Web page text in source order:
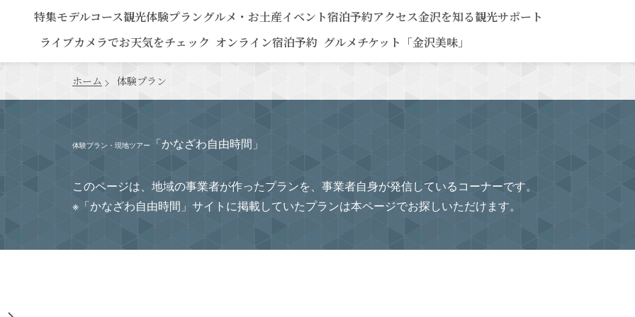
特集モデルコース観光体験プラングルメ・お土産イベント宿泊予約アクセス金沢を知る観光サポート
ライブカメラでお天気をチェック オンライン宿泊予約 グルメチケット「金沢美味」
ホーム 体験プラン
体験プラン・現地ツアー 「かなざわ自由時間」
このページは、地域の事業者が作ったプランを、事業者自身が発信しているコーナーです。
※「かなざわ自由時間」サイトに掲載していたプランは本ページでお探しいただけます。